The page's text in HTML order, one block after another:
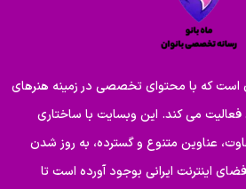
است که با محتوای تخصصی در زمینه هنرهای
فعالیت می کند. این وبسایت با ساختاری
عناوین متنوع و گسترده، به روز شدن
اینترنت ایرانی بوجود آورده است تا